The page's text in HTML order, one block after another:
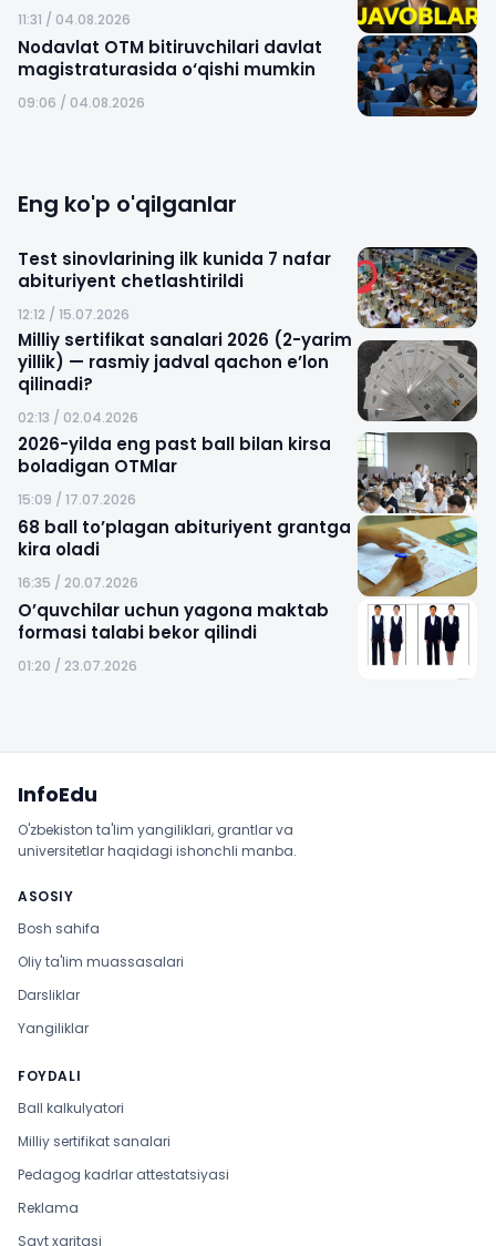
11:31 / 04.08.2026
Nodavlat OTM bitiruvchilari davlat
magistraturasida o‘qishi mumkin
09:06 / 04.08.2026
Eng ko'p o'qilganlar
Test sinovlarining ilk kunida 7 nafar
abituriyent chetlashtirildi
12:12 / 15.07.2026
Milliy sertifikat sanalari 2026 (2-yarim
yillik) — rasmiy jadval qachon e’lon
qilinadi?
02:13 / 02.04.2026
2026-yilda eng past ball bilan kirsa
boladigan OTMlar
15:09 / 17.07.2026
68 ball to’plagan abituriyent grantga
kira oladi
16:35 / 20.07.2026
O’quvchilar uchun yagona maktab
formasi talabi bekor qilindi
01:20 / 23.07.2026
InfoEdu
O'zbekiston ta'lim yangiliklari, grantlar va
universitetlar haqidagi ishonchli manba.
ASOSIY
Bosh sahifa
Oliy ta'lim muassasalari
Darsliklar
Yangiliklar
FOYDALI
Ball kalkulyatori
Milliy sertifikat sanalari
Pedagog kadrlar attestatsiyasi
Reklama
Sayt xaritasi